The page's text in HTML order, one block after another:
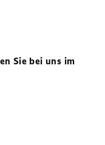
Sie bei uns im